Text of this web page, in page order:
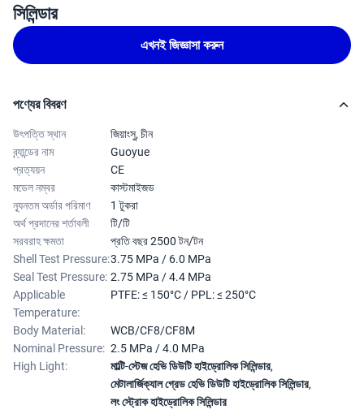
সিলিন্ডার
এখনই জিজ্ঞাসা করুন
পণ্যের বিবরণ
উৎপত্তি স্থান
জিয়াংসু, চীন
ব্র্যান্ডের নাম
Guoyue
প্রত্যয়ন
CE
মডেল নম্বর
কাস্টমাইজড
ন্যূনতম অর্ডার পরিমাণ
1 টুকরা
অর্থ প্রদানের শর্তাবলী
টি/টি
সরবরাহ ক্ষমতা
প্রতি বছর 2500 টন/টন
Shell Test Pressure:3.75 MPa / 6.0 MPa
Seal Test Pressure: 2.75 MPa / 4.4 MPa
Applicable
Temperature:
PTFE: ≤ 150°C / PPL: ≤ 250°C
Body Material:
WCB/CF8/CF8M
Nominal Pressure: 2.5 MPa / 4.0 MPa
High Light:
মাল্টি-স্টেজ হেভি ডিউটি ​​হাইড্রোলিক সিলিন্ডার,
মেটালার্জিক্যাল গ্রেড হেভি ডিউটি ​​হাইড্রোলিক সিলিন্ডার,
লং স্ট্রোক হাইড্রোলিক সিলিন্ডার